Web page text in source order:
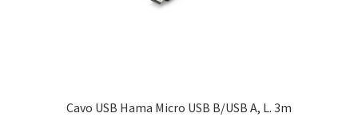
Cavo USB Hama Micro USB B/USB A, L. 3m